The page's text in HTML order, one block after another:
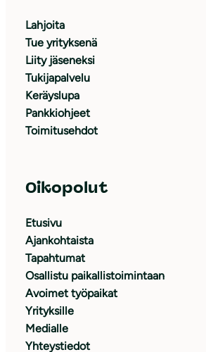
Lahjoita
Tue yrityksenä
Liity jäseneksi
Tukijapalvelu
Keräyslupa
Pankkiohjeet
Toimitusehdot
Oikopolut
Etusivu
Ajankohtaista
Tapahtumat
Osallistu paikallistoimintaan
Avoimet työpaikat
Yrityksille
Medialle
Yhteystiedot